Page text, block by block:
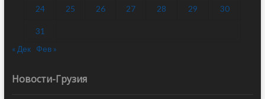
24 25 26 27 28 29 30
31
« Дек
Фев »
Новости-Грузия